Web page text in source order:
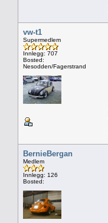
vw-t1
Supermedlem
Innlegg: 707
Bosted:
Nesodden/Fagerstrand
BernieBergan
Medlem
Innlegg: 126
Bosted: